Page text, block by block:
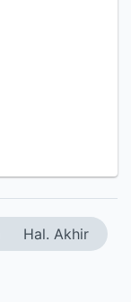
Hal. Akhir